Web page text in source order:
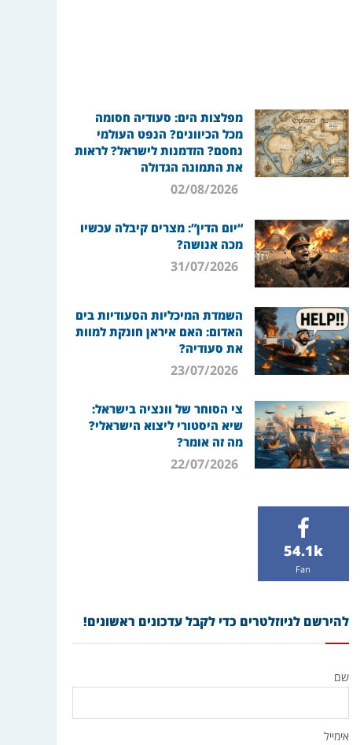
מפלצות הים: סעודיה חסומה
מכל הכיוונים? הנפט העולמי
נחסם? הזדמנות לישראל? לראות
את התמונה הגדולה
02/08/2026
“יום הדין”: מצרים קיבלה עכשיו
מכה אנושה?
31/07/2026
השמדת המיכליות הסעודיות בים
האדום: האם איראן חונקת למוות
את סעודיה?
23/07/2026
צי הסוחר של וונציה בישראל:
שיא היסטורי ליצוא הישראלי?
מה זה אומר?
22/07/2026
54.1k
Fan
להירשם לניוזלטרים כדי לקבל עדכונים ראשונים!
שם
אימייל